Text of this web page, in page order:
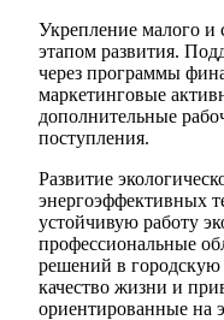
Укрепление малого и
этапом развития.
через программы
маркетинговые
дополнительные
поступления.
Развитие
энергоэффективных
устойчивую работу
профессиональные
решений в
качество жизни и
ориентированные на